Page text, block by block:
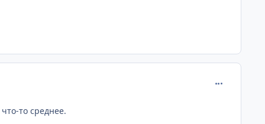
то среднее.